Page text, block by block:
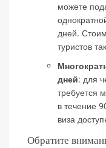
можете
дней.
туристов
дней: для
требуется
в течение
виза
Обратите